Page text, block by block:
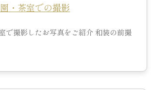
・茶室での撮影
で撮影したお写真をご紹介 和装の前撮